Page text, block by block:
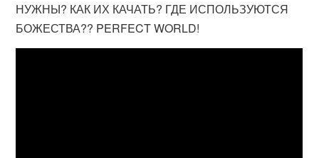
НУЖНЫ? КАК ИХ КАЧАТЬ? ГДЕ ИСПОЛЬЗУЮТСЯ
БОЖЕСТВА?? PERFECT WORLD!